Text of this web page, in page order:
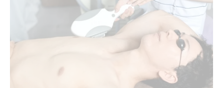
藤沢市で選ぶ脱毛と脇ケア最前線
藤沢市の脱毛・脇ケアプラン徹底比較表
脱毛と脇ケアを両立するための最新トレン
肌質に合わせた脱毛方法の選び方ガイド